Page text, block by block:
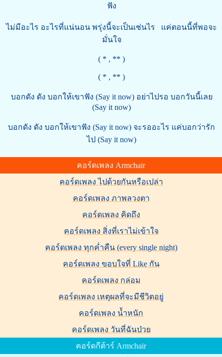
ฟัง
ไม่มีอะไร อะไรที่แน่นอน พรุ่งนี้จะเป็นเช่นไร แค่ตอนนี้ที่พอจะ
มั่นใจ
( * , ** )
( * , ** )
บอกดัง ดัง บอกให้เขาฟัง (Say it now) อย่าไปรอ บอกวันนี้เลย
(Say it now)
บอกดัง ดัง บอกให้เขาฟัง (Say it now) จะรออะไร แค่บอกว่ารัก
ไป (Say it now)
คอร์ดเพลง Armchair
คอร์ดเพลง ไปด้วยกันหรือเปล่า
คอร์ดเพลง ภาพลวงตา
คอร์ดเพลง คิดถึง
คอร์ดเพลง สิ่งที่เราไม่เข้าใจ
คอร์ดเพลง ทุกค่ำคืน (every single night)
คอร์ดเพลง ขอบใจที่ Like กัน
คอร์ดเพลง กล่อม
คอร์ดเพลง เหตุผลที่จะมีชีวิตอยู่
คอร์ดเพลง น้ำหนัก
คอร์ดเพลง วันที่ฉันป่วย
คอร์ดกีต้าร์ Armchair